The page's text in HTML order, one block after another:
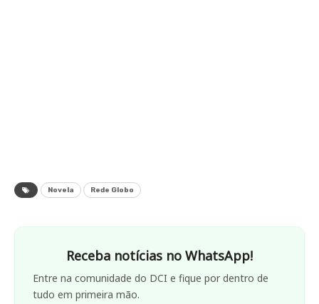
Novela Rede Globo
Receba notícias no WhatsApp!
Entre na comunidade do DCI e fique por dentro de
tudo em primeira mão.